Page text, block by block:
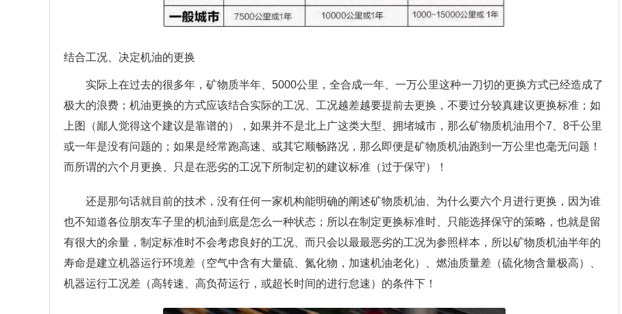
结合工况、决定机油的更换
实际上在过去的很多年，矿物质半年、5000公里，全合成一年、一万公里这种一刀切的更换方式已经造成了
极大的浪费；机油更换的方式应该结合实际的工况、工况越差越要提前去更换，不要过分较真建议更换标准；如
上图（鄙人觉得这个建议是靠谱的），如果并不是北上广这类大型、拥堵城市，那么矿物质机油用个7、8千公里
或一年是没有问题的；如果是经常跑高速、或其它顺畅路况，那么即便是矿物质机油跑到一万公里也毫无问题！
而所谓的六个月更换、只是在恶劣的工况下所制定初的建议标准（过于保守）！
还是那句话就目前的技术，没有任何一家机构能明确的阐述矿物质机油、为什么要六个月进行更换，因为谁
也不知道各位朋友车子里的机油到底是怎么一种状态；所以在制定更换标准时、只能选择保守的策略，也就是留
有很大的余量，制定标准时不会考虑良好的工况、而只会以最最恶劣的工况为参照样本，所以矿物质机油半年的
寿命是建立机器运行环境差（空气中含有大量硫、氮化物，加速机油老化）、燃油质量差（硫化物含量极高）、
机器运行工况差（高转速、高负荷运行，或超长时间的进行怠速）的条件下！